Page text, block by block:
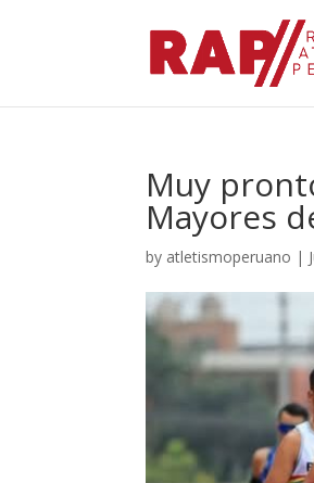
Muy
Mayores
by atletismoperuano |